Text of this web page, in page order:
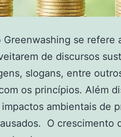
Greenwashing se refere
de discursos
slogans, entre
os princípios. Além
ambientais de
O crescimento